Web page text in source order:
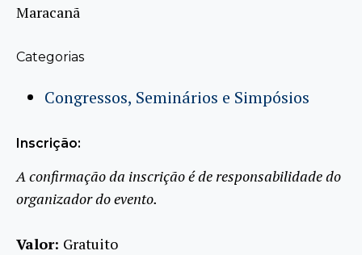
Maracanã
Categorias
Congressos, Seminários e Simpósios
Inscrição:
A confirmação da inscrição é de responsabilidade do
organizador do evento.
Valor: Gratuito